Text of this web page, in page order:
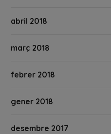
abril 2018
març 2018
febrer 2018
gener 2018
desembre 2017